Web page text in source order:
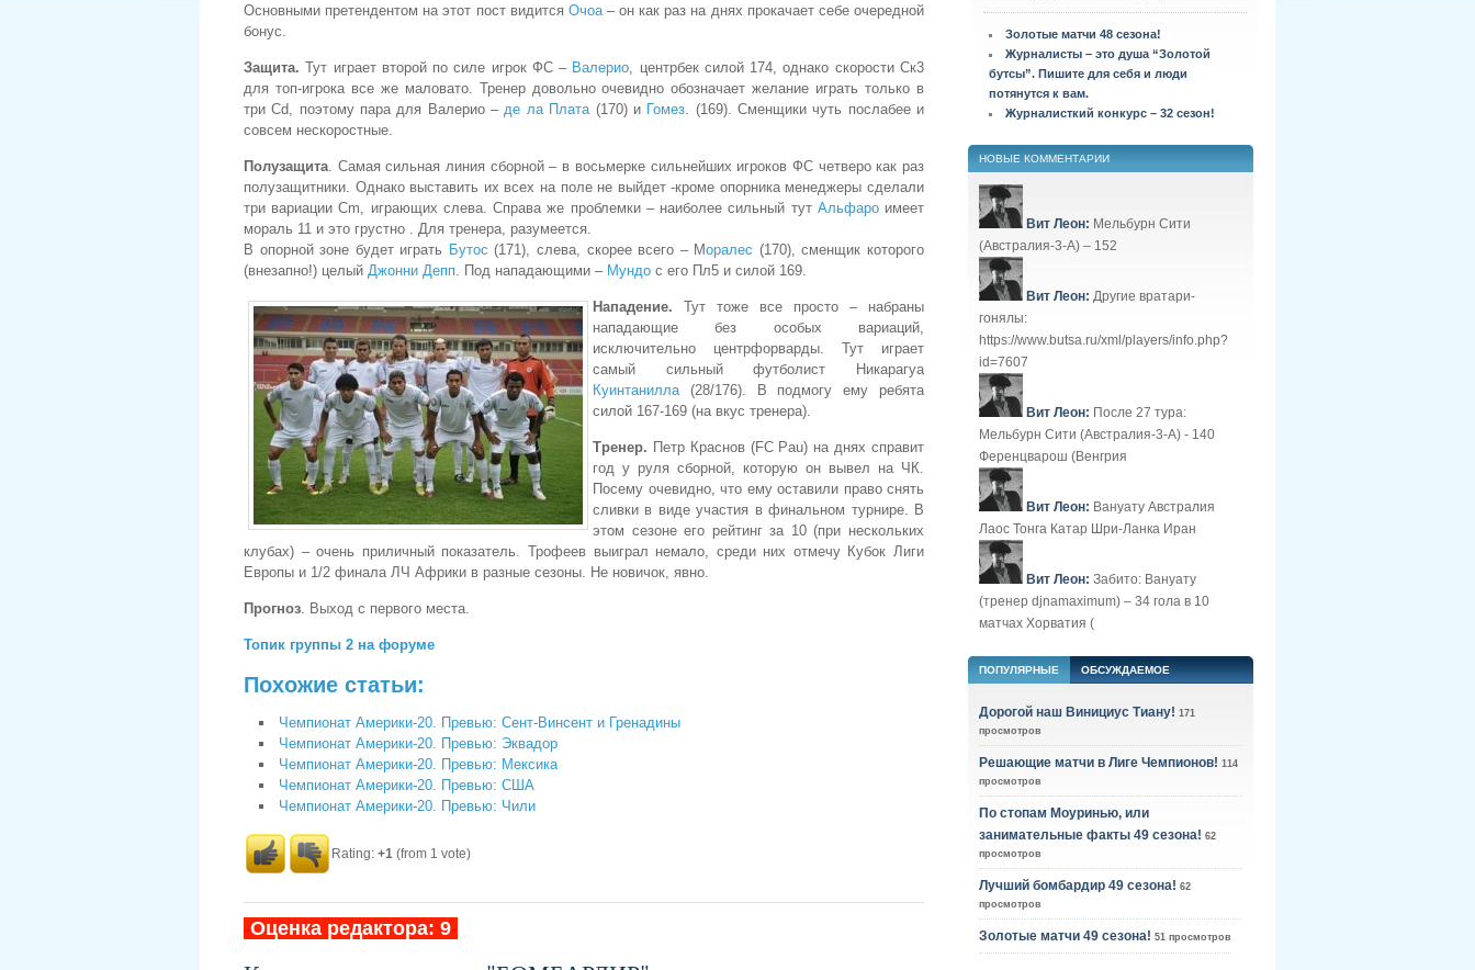
Основными претендентом на этот пост видится Очоа– он как раз на днях прокачает себе очередной
бонус.
Защита. Тут играет второй по силе игрок ФС – Валерио, центрбек силой 174, однако скорости Ск3
для топ-игрока все же маловато. Тренер довольно очевидно обозначает желание играть только в
три Cd, поэтому пара для Валерио –де ла Плата(170) и Гомез. (169). Сменщики чуть послабее и
совсем нескоростные.
Полузащита. Самая сильная линия сборной – в восьмерке сильнейших игроков ФС четверо как раз
полузащитники. Однако выставить их всех на поле не выйдет -кроме опорника менеджеры сделали
три вариации Cm, играющих слева. Справа же проблемки – наиболее сильный тут Альфароимеет
мораль 11 и это грустно . Для тренера, разумеется.
В опорной зоне будет играть Бутос (171), слева, скорее всего – Моралес (170), сменщик которого
(внезапно!) целый Джонни Депп. Под нападающими – Мундо с его Пл5 и силой 169.
Нападение. Тут тоже все просто – набраны
нападающие без особых вариаций,
исключительно центрфорварды. Тут играет
самый сильный футболист Никарагуа
Куинтанилла(28/176). В подмогу ему ребята
силой 167-169 (на вкус тренера).
Тренер. Петр Краснов (FC Pau) на днях справит
год у руля сборной, которую он вывел на ЧК.
Посему очевидно, что ему оставили право снять
сливки в виде участия в финальном турнире. В
этом сезоне его рейтинг за 10 (при нескольких
клубах) – очень приличный показатель. Трофеев выиграл немало, среди них отмечу Кубок Лиги
Европы и 1/2 финала ЛЧ Африки в разные сезоны. Не новичок, явно.
Прогноз. Выход с первого места.
Топик группы 2 на форуме
Похожие статьи:
Чемпионат Америки-20. Превью: Сент-Винсент и Гренадины
Чемпионат Америки-20. Превью: Эквадор
Чемпионат Америки-20. Превью: Мексика
Чемпионат Америки-20. Превью: США
Чемпионат Америки-20. Превью: Чили
Rating: +1 (from 1 vote)
-Оценка редактора: 9-
Золотые матчи 48 сезона!
Журналисты – это душа “Золотой
бутсы”. Пишите для себя и люди
потянутся к вам.
Журналисткий конкурс – 32 сезон!
НОВЫЕ КОММЕНТАРИИ
Вит Леон: Мельбурн Сити
(Австралия-3-А) – 152
Вит Леон: Другие вратари-
гонялы:
https://www.butsa.ru/xml/players/info.php?
id=7607
Вит Леон: После 27 тура:
Мельбурн Сити (Австралия-3-А) - 140
Ференцварош (Венгрия
Вит Леон: Вануату Австралия
Лаос Тонга Катар Шри-Ланка Иран
Вит Леон: Забито: Вануату
(тренер djnamaximum) – 34 гола в 10
матчах Хорватия (
ПОПУЛЯРНЫЕ ОБСУЖДАЕМОЕ
Дорогой наш Винициус Тиану! 171
просмотров
Решающие матчи в Лиге Чемпионов! 114
просмотров
По стопам Моуринью, или
занимательные факты 49 сезона! 62
просмотров
Лучший бомбардир 49 сезона! 62
просмотров
Золотые матчи 49 сезона! 51 просмотров